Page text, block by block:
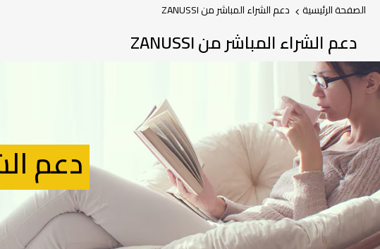
الصفحة الرئيسية دعم الشراء المباشر من ZANUSSI
دعم الشراء المباشر من ZANUSSI
دعم